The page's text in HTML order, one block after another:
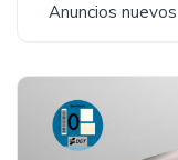
Anuncios nuevos